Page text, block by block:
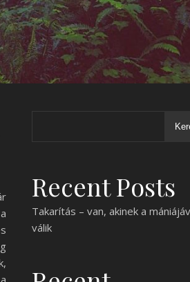
Recent Posts
Takarítás – van, akinek a
válik